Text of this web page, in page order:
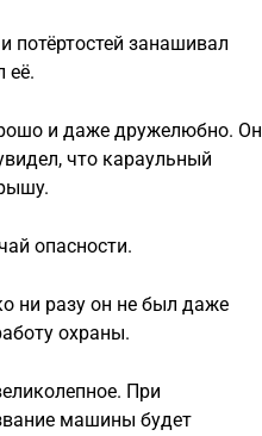
потёртостей занашивал
её.
и даже дружелюбно. Он
что караульный
опасности.
ни разу он не был даже
охраны.
При
машины будет